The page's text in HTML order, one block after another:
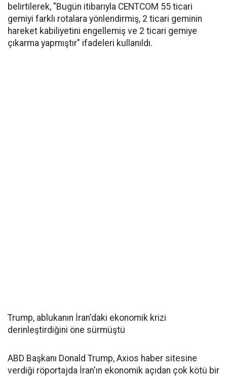
belirtilerek, "Bugün itibarıyla CENTCOM 55 ticari
gemiyi farklı rotalara yönlendirmiş, 2 ticari geminin
hareket kabiliyetini engellemiş ve 2 ticari gemiye
çıkarma yapmıştır" ifadeleri kullanıldı.
Trump, ablukanın İran'daki ekonomik krizi
derinleştirdiğini öne sürmüştü
ABD Başkanı Donald Trump, Axios haber sitesine
verdiği röportajda İran'ın ekonomik açıdan çok kötü bir